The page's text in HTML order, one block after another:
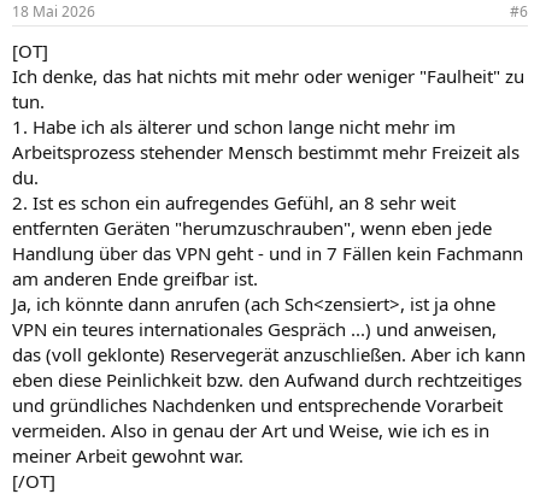
18 Mai 2026 #6
[OT]
Ich denke, das hat nichts mit mehr oder weniger "Faulheit" zu
tun.
1. Habe ich als älterer und schon lange nicht mehr im
Arbeitsprozess stehender Mensch bestimmt mehr Freizeit als
du.
2. Ist es schon ein aufregendes Gefühl, an 8 sehr weit
entfernten Geräten "herumzuschrauben", wenn eben jede
Handlung über das VPN geht - und in 7 Fällen kein Fachmann
am anderen Ende greifbar ist.
Ja, ich könnte dann anrufen (ach Sch<zensiert>, ist ja ohne
VPN ein teures internationales Gespräch ...) und anweisen,
das (voll geklonte) Reservegerät anzuschließen. Aber ich kann
eben diese Peinlichkeit bzw. den Aufwand durch rechtzeitiges
und gründliches Nachdenken und entsprechende Vorarbeit
vermeiden. Also in genau der Art und Weise, wie ich es in
meiner Arbeit gewohnt war.
[/OT]